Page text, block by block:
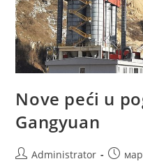
Nove peći u
Gangyuan
Administrator